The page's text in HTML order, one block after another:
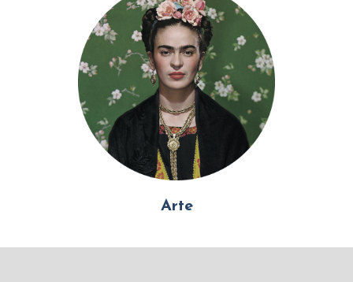
Arte
Mundo Islámico